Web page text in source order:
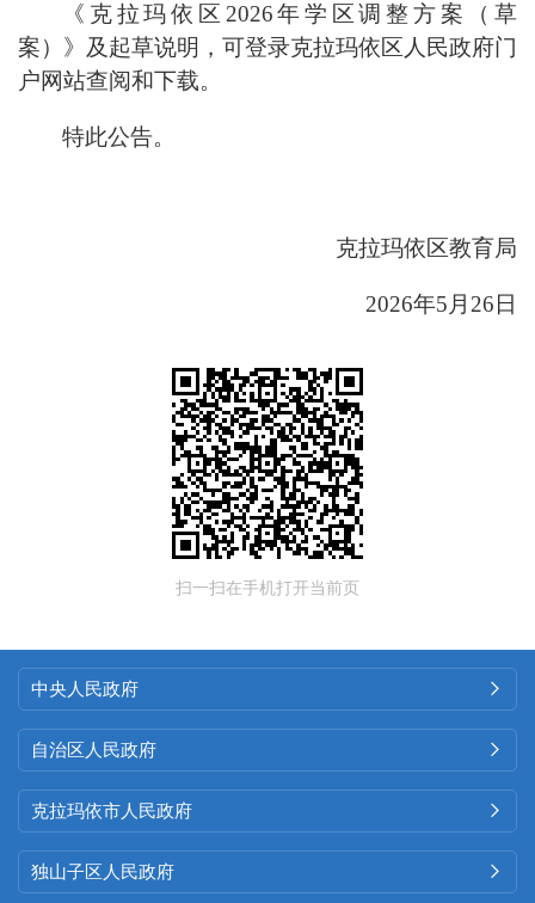
《克拉玛依区 2026年学区调整方案
（草
案）》及起草说明，可登录克拉玛依区人民政府门
户网站查阅和下载。
特此公告。
克拉玛依区教育局
2026年5 月 26 日
扫一扫在手机打开当前页
中央人民政府 
自治区人民政府 
克拉玛依市人民政府 
独山子区人民政府 